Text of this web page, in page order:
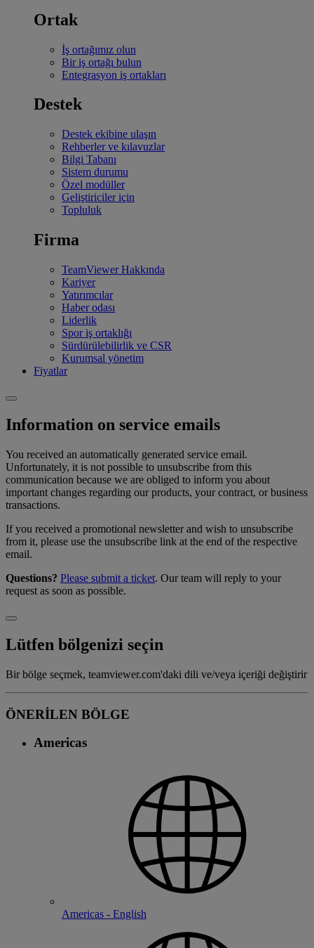
Ortak
İş ortağımız olun
Bir iş ortağı bulun
Entegrasyon iş ortakları
Destek
Destek ekibine ulaşın
Rehberler ve kılavuzlar
Bilgi Tabanı
Sistem durumu
Özel modüller
Geliştiriciler için
Topluluk
Firma
TeamViewer Hakkında
Kariyer
Yatırımcılar
Haber odası
Liderlik
Spor iş ortaklığı
Sürdürülebilirlik ve CSR
Kurumsal yönetim
Fiyatlar
Information on service emails
You received an automatically generated service email.
Unfortunately, it is not possible to unsubscribe from this
communication because we are obliged to inform you about
important changes regarding our products, your contract, or business
transactions.
If you received a promotional newsletter and wish to unsubscribe
from it, please use the unsubscribe link at the end of the respective
email.
Questions? Please submit a ticket. Our team will reply to your
request as soon as possible.
Lütfen bölgenizi seçin
Bir bölge seçmek, teamviewer.com'daki dili ve/veya içeriği değiştirir
ÖNERİLEN BÖLGE
Americas
Americas - English